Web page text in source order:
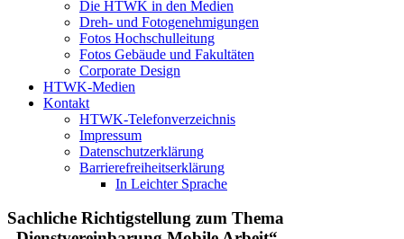
Die HTWK in den Medien
Dreh- und Fotogenehmigungen
Fotos Hochschulleitung
Fotos Gebäude und Fakultäten
Corporate Design
HTWK-Medien
Kontakt
HTWK-Telefonverzeichnis
Impressum
Datenschutzerklärung
Barrierefreiheitserklärung
In Leichter Sprache
Sachliche Richtigstellung zum Thema